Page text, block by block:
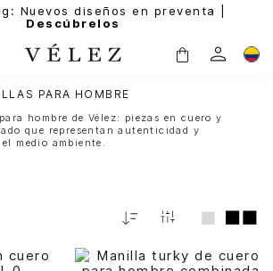
Nuevos diseños en preventa |
Descúbrelos
PARA HOMBRE
hombre de Vélez: piezas en cuero y
que representan autenticidad y
medio ambiente.
Fecha